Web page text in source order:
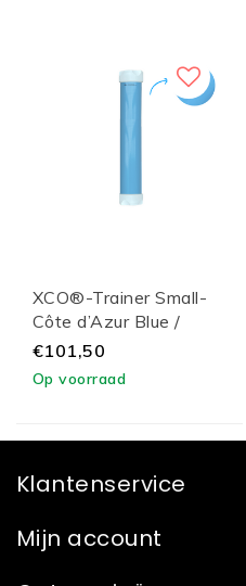
XCO®-Trainer Small-
Côte d’Azur Blue /
White Lid
€101,50
Op voorraad
Klantenservice
Mijn account